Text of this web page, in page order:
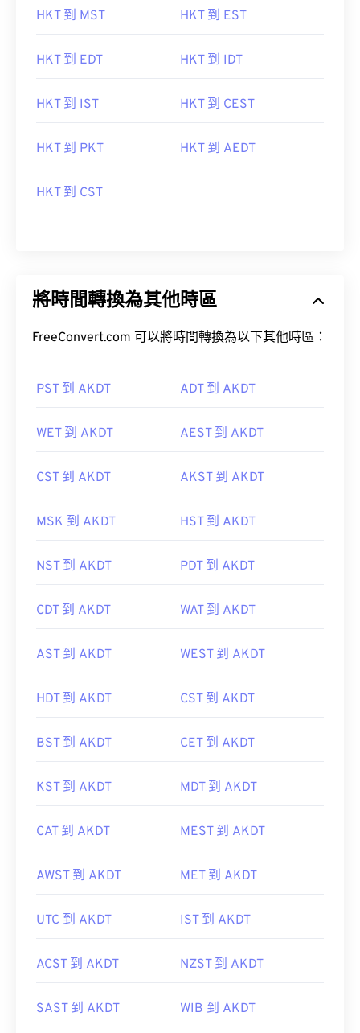
HKT 到 MST HKT 到 EST
HKT 到 EDT HKT 到 IDT
HKT 到 IST HKT 到 CEST
HKT 到 PKT HKT 到 AEDT
HKT 到 CST
將時間轉換為其他時區
FreeConvert.com 可以將時間轉換為以下其他時區：
PST 到 AKDT ADT 到 AKDT
WET 到 AKDT AEST 到 AKDT
CST 到 AKDT AKST 到 AKDT
MSK 到 AKDT HST 到 AKDT
NST 到 AKDT PDT 到 AKDT
CDT 到 AKDT WAT 到 AKDT
AST 到 AKDT WEST 到 AKDT
HDT 到 AKDT CST 到 AKDT
BST 到 AKDT CET 到 AKDT
KST 到 AKDT MDT 到 AKDT
CAT 到 AKDT MEST 到 AKDT
AWST 到 AKDT MET 到 AKDT
UTC 到 AKDT IST 到 AKDT
ACST 到 AKDT NZST 到 AKDT
SAST 到 AKDT WIB 到 AKDT